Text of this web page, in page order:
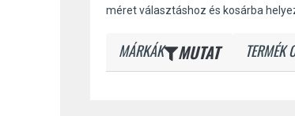
méret választáshoz és kosárba
MÁRKÁK MUTAT TERMÉK